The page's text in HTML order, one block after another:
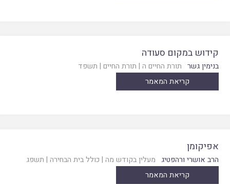
קידוש במקום סעודה
בנימין גשר תורת החיים ה | תורת החיים | תשפד
קריאת המאמר
אפיקומן
הרב אושרי ורהפטיג מעלין בקודש מה | כולל בית הבחירה | תשפג
קריאת המאמר